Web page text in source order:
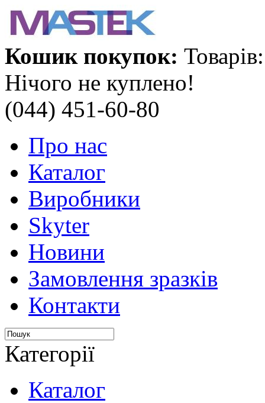
Кошик покупок:
Нічого не куплено!
(044) 451-60-80
Про нас
Каталог
Виробники
Skyter
Новини
Замовлення зразків
Контакти
Категорії
Каталог